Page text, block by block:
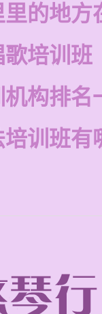
的地方
培训班
构排名
训班有